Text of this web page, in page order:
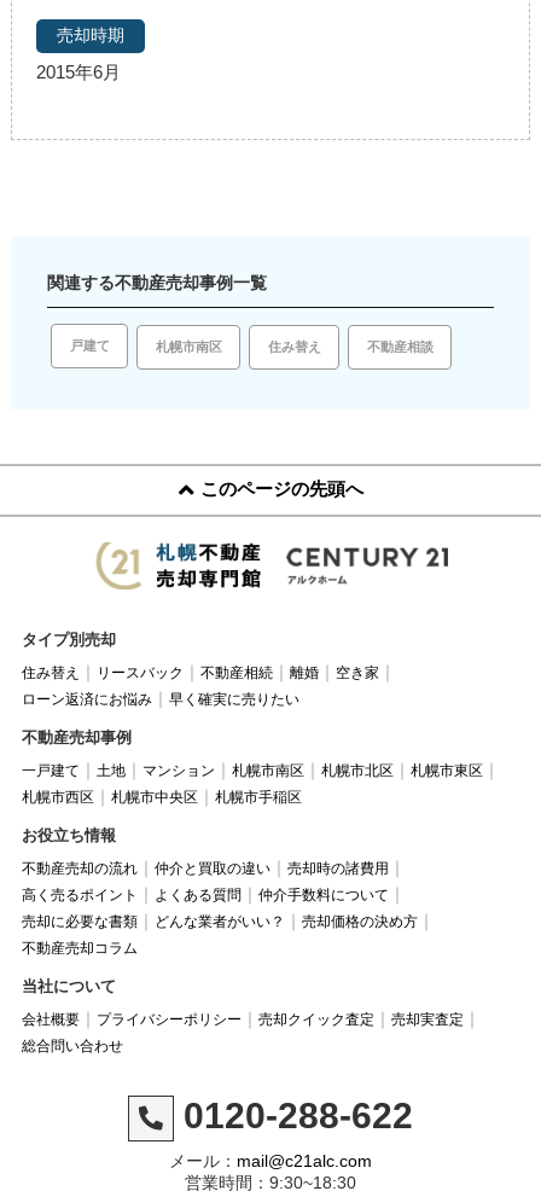
2015年6月
関連する不動産売却事例一覧
戸建て 札幌市南区 住み替え 不動産相談
このページの先頭へ
タイプ別売却
住み替え リースバック 不動産相続 離婚
空き家
ローン返済にお悩み
早く確実に売りたい
不動産売却事例
一戸建て 土地 マンション 札幌市南区 札幌市北区
札幌市東区
札幌市西区
札幌市中央区 札幌市手稲区
お役立ち情報
不動産売却の流れ 仲介と買取の違い
売却時の諸費用
高く売るポイント
よくある質問
仲介手数料について
売却に必要な書類
どんな業者がいい？
売却価格の決め方
不動産売却コラム
当社について
会社概要 プライバシーポリシー 売却クイック査定
売却実査定
総合問い合わせ
0120-288-622
メール： mail@c21alc.com
営業時間：9:30~18:30